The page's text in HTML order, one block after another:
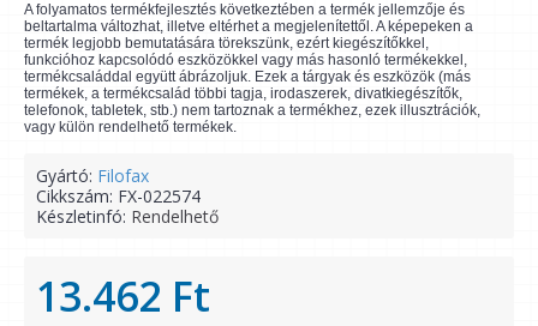
A folyamatos termékfejlesztés következtében a termék jellemzője és
beltartalma változhat, illetve eltérhet a megjelenítettől. A képepeken a
termék legjobb bemutatására törekszünk, ezért kiegészítőkkel,
funkcióhoz kapcsolódó eszközökkel vagy más hasonló termékekkel,
termékcsaláddal együtt ábrázoljuk. Ezek a tárgyak és eszközök (más
termékek, a termékcsalád többi tagja, irodaszerek, divatkiegészítők,
telefonok, tabletek, stb.) nem tartoznak a termékhez, ezek illusztrációk,
vagy külön rendelhető termékek.
Gyártó: Filofax
Cikkszám: FX-022574
Készletinfó: Rendelhető
13.462 Ft